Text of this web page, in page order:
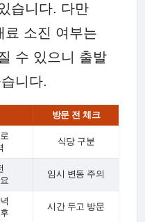
습니다. 다만
료 소진 여부는
수 있으니 출발
니다.
방문 전 체크
식당 구분
임시 변동 주의
시간 두고 방문